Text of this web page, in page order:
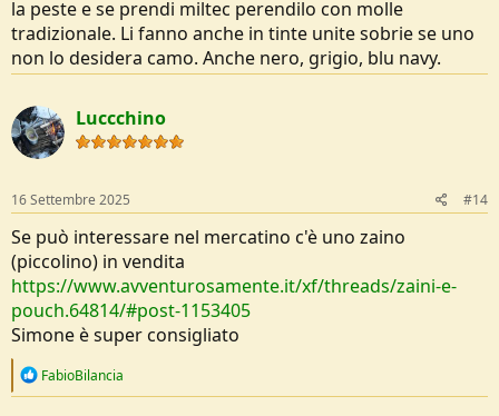
la peste e se prendi miltec perendilo con molle
tradizionale. Li fanno anche in tinte unite sobrie se uno
non lo desidera camo. Anche nero, grigio, blu navy.
Luccchino
16 Settembre 2025 #14
Se può interessare nel mercatino c'è uno zaino
(piccolino) in vendita
https://www.avventurosamente.it/xf/threads/zaini-e-
pouch.64814/#post-1153405
Simone è super consigliato
R
FabioBilancia